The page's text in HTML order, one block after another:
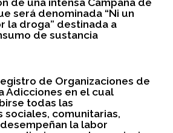
de una intensa Campaña de
será denominada “Ni un
la droga” destinada a
de sustancia
de Organizaciones de
Adicciones en el cual
todas las
sociales, comunitarias,
la labor